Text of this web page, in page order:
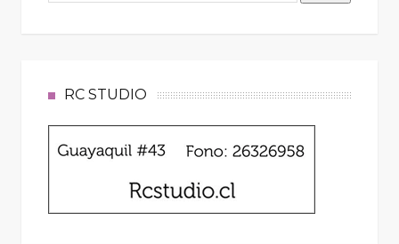
RC STUDIO